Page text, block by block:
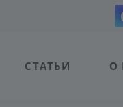
СТАТЬИ О